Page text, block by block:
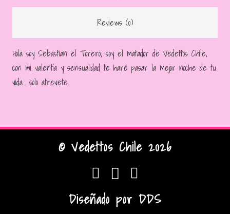
Reviews (0)
Hola soy Sebastian el Torero, soy el matador de Vedettos Chile,
con mi valentía y sensualidad te haré pasar la mejor noche de tu
vida… solo atrevete.
© Vedettos Chile 2026
Diseñado por DDS